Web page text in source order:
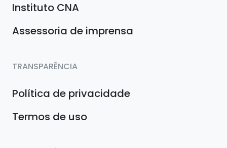
Instituto CNA
Assessoria de imprensa
TRANSPARÊNCIA
Política de privacidade
Termos de uso